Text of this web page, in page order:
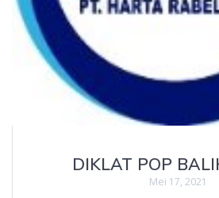
DIKLAT POP
Mei 17, 2021